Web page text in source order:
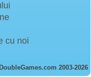
cu noi
2003-2026